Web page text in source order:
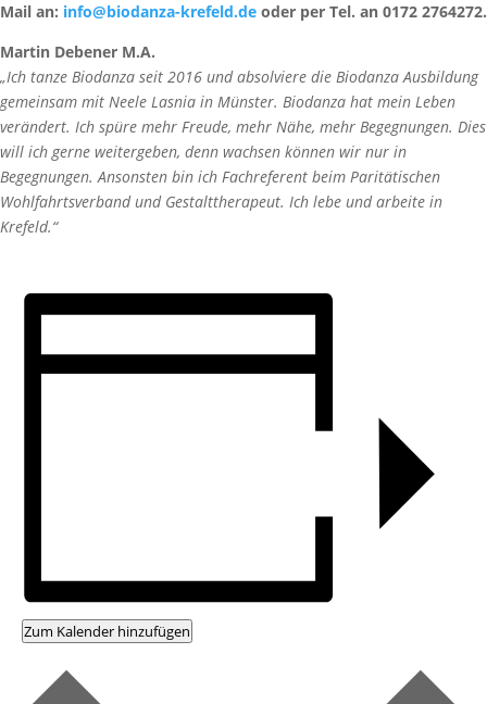
Mail an: info@biodanza-krefeld.de oder per Tel. an 0172 2764272.
Martin Debener M.A.
„Ich tanze Biodanza seit 2016 und absolviere die Biodanza Ausbildung
gemeinsam mit Neele Lasnia in Münster. Biodanza hat mein Leben
verändert. Ich spüre mehr Freude, mehr Nähe, mehr Begegnungen. Dies
will ich gerne weitergeben, denn wachsen können wir nur in
Begegnungen. Ansonsten bin ich Fachreferent beim Paritätischen
Wohlfahrtsverband und Gestalttherapeut. Ich lebe und arbeite in
Krefeld.“
Zum Kalender hinzufügen